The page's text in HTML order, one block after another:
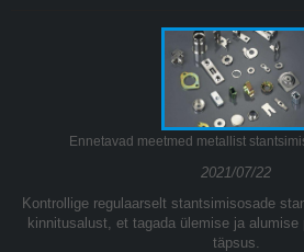
Ennetavad meetmed metallist
2021/07/22
Kontrollige regulaarselt stantsimisosade
kinnitusalust, et tagada ülemise ja alumise
täpsus.